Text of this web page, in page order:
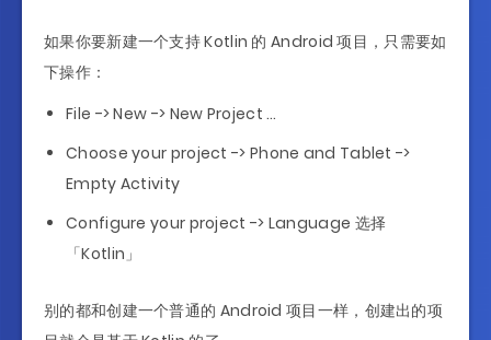
如果你要新建一个支持 Kotlin 的 Android 项目，只需要如
下操作：
File -> New -> New Project …
Choose your project -> Phone and Tablet ->
Empty Activity
Configure your project -> Language 选择
「Kotlin」
别的都和创建一个普通的 Android 项目一样，创建出的项